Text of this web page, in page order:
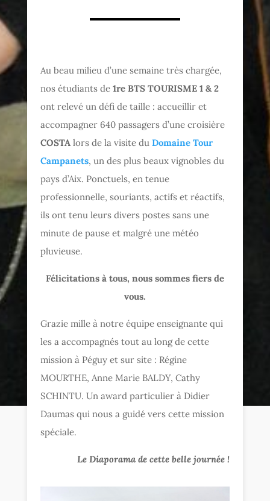
Au beau milieu d’une semaine très chargée,
nos étudiants de1re BTS TOURISME 1 & 2
ont relevé un défi de taille : accueillir et
accompagner 640 passagers d’une croisière
COSTA‬ lors de la visite duDomaine Tour
Campanets, un des plus beaux vignobles du
pays d’Aix. Ponctuels, en tenue
professionnelle, souriants, actifs et réactifs,
ils ont tenu leurs divers postes sans une
minute de pause et malgré une météo
pluvieuse.
Félicitations à tous, nous sommes fiers de
vous.
Grazie mille à notre équipe enseignante qui
les a accompagnés tout au long de cette
mission à Péguy et sur site : Régine
MOURTHE, Anne Marie BALDY, Cathy
SCHINTU. Un award particulier à Didier
Daumas‬ qui nous a guidé vers cette mission
spéciale.
Le Diaporama de cette belle journée !